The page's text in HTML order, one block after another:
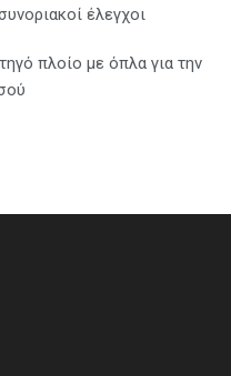
έλεγχοι
πλοίο με όπλα για την